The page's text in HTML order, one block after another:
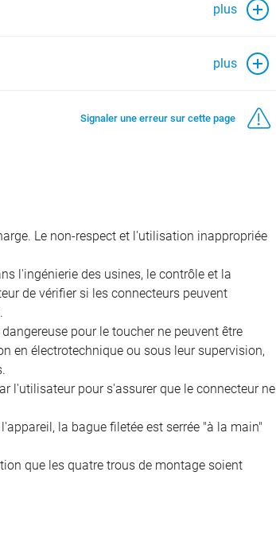
plus
plus
Signaler une erreur sur cette page
Le non-respect et l'utilisation inappropriée
l'ingénierie des usines, le contrôle et la
de vérifier si les connecteurs peuvent
pour le toucher ne peuvent être
en électrotechnique ou sous leur supervision,
l'utilisateur pour s'assurer que le connecteur ne
la bague filetée est serrée "à la main"
que les quatre trous de montage soient